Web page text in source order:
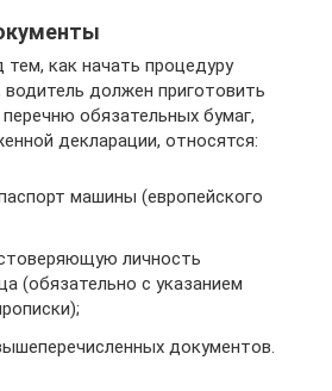
как начать процедуру
должен приготовить
обязательных бумаг,
декларации, относятся:
машины (европейского
личность
(обязательно с указанием
документов.